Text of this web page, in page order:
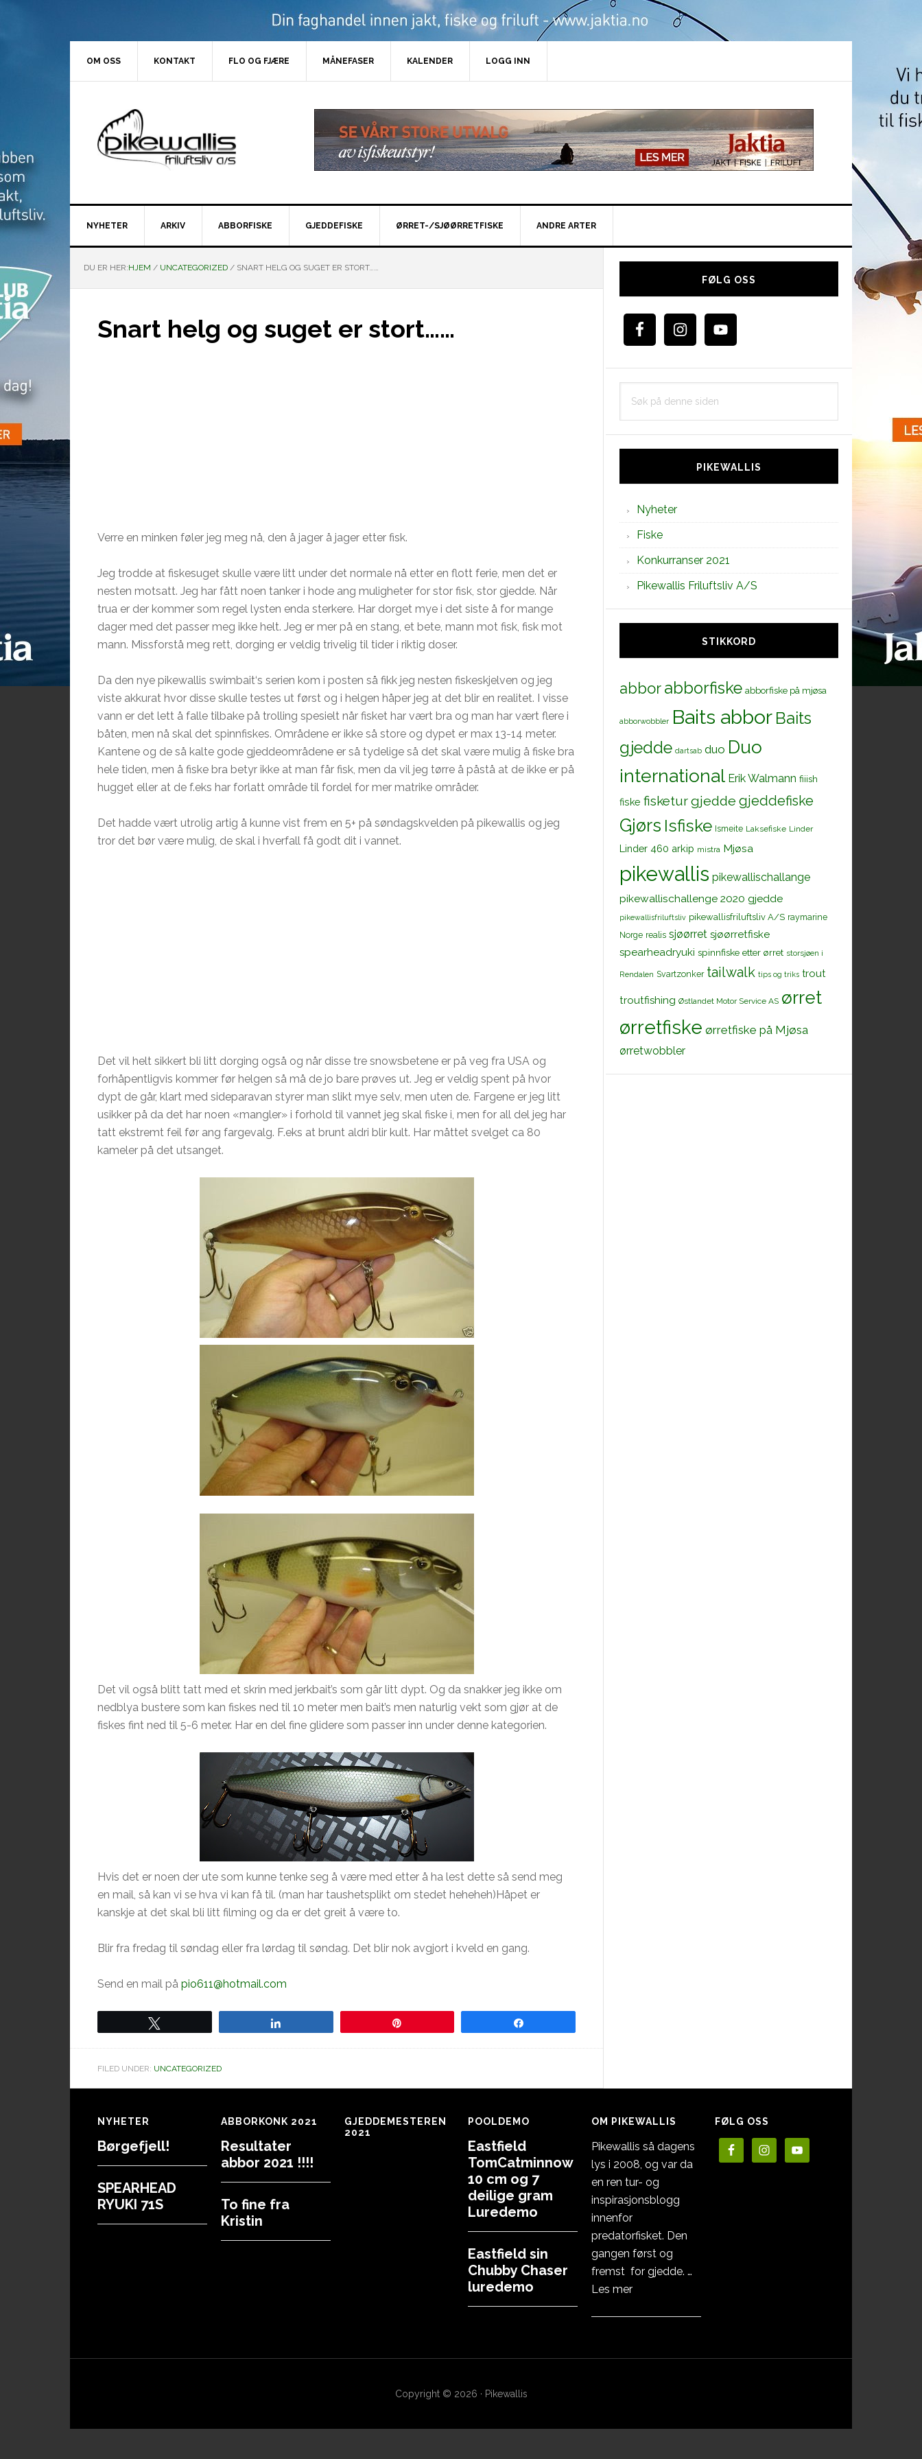
OM OSS KONTAKT FLO OG FJÆRE MÅNEFASER KALENDER LOGG INN
NYHETER ARKIV ABBORFISKE GJEDDEFISKE ØRRET-/SJØØRRETFISKE ANDRE ARTER
DU ER HER:HJEM / UNCATEGORIZED / SNART HELG OG SUGET ER STORT……
Snart helg og suget er stort……
Verre en minken føler jeg meg nå, den å jager å jager etter fisk.
Jeg trodde at fiskesuget skulle være litt under det normale nå etter en flott ferie, men det er
nesten motsatt. Jeg har fått noen tanker i hode ang muligheter for stor fisk, stor gjedde. Når
trua er der kommer som regel lysten enda sterkere. Har dorget mye i det siste å for mange
dager med det passer meg ikke helt. Jeg er mer på en stang, et bete, mann mot fisk, fisk mot
mann. Missforstå meg rett, dorging er veldig trivelig til tider i riktig doser.
Da den nye pikewallis swimbait‘s serien kom i posten så fikk jeg nesten fiskeskjelven og jeg
viste akkurat hvor disse skulle testes ut først og i helgen håper jeg at det blir en realitet. I visse
vann er det lett å falle tilbake på trolling spesielt når fisket har vært bra og man har vært flere i
båten, men nå skal det spinnfiskes. Områdene er ikke så store og dypet er max 13-14 meter.
Kantene og de så kalte gode gjeddeområdene er så tydelige så det skal være mulig å fiske bra
hele tiden, men å fiske bra betyr ikke at man får fisk, men da vil jeg tørre å påstå at de ikke er på
hugget eller at de f.eks har forlatt område til fordel for mer matrike områder.
Det hadde vært utrolig artig å kunne vist frem en 5+ på søndagskvelden på pikewallis og jeg
tror det bør være mulig, de skal i hverfall få godt dit i vannet.
Det vil helt sikkert bli litt dorging også og når disse tre snowsbetene er på veg fra USA og
forhåpentligvis kommer før helgen så må de jo bare prøves ut. Jeg er veldig spent på hvor
dypt de går, klart med sideparavan styrer man slikt mye selv, men uten de. Fargene er jeg litt
usikker på da det har noen «mangler» i forhold til vannet jeg skal fiske i, men for all del jeg har
tatt ekstremt feil før ang fargevalg. F.eks at brunt aldri blir kult. Har måttet svelget ca 80
kameler på det utsanget.
Det vil også blitt tatt med et skrin med jerkbait’s som går litt dypt. Og da snakker jeg ikke om
nedblya bustere som kan fiskes ned til 10 meter men bait’s men naturlig vekt som gjør at de
fiskes fint ned til 5-6 meter. Har en del fine glidere som passer inn under denne kategorien.
Hvis det er noen der ute som kunne tenke seg å være med etter å ha lest dette så send meg
en mail, så kan vi se hva vi kan få til. (man har taushetsplikt om stedet heheheh)Håpet er
kanskje at det skal bli litt filming og da er det greit å være to.
Blir fra fredag til søndag eller fra lørdag til søndag. Det blir nok avgjort i kveld en gang.
Send en mail på pio611@hotmail.com
FILED UNDER: UNCATEGORIZED
Hoved
FØLG OSS
PIKEWALLIS
Nyheter
Fiske
Konkurranser 2021
Pikewallis Friluftsliv A/S
STIKKORD
abborabborfiske abborfiske på mjøsa
abborwobbler Baits abbor Baits
gjedde dartsab duo Duo
international Erik Walmann fiiish
fiske fisketurgjedde gjeddefiske
Gjørs Isfiske Ismeite Laksefiske Linder
Linder 460 arkip mistra Mjøsa
pikewallis pikewallischallange
pikewallischallenge 2020 gjedde
pikewallisfriluftsliv pikewallisfriluftsliv A/S raymarine
Norge realis sjøørret sjøørretfiske
spearheadryuki spinnfiske etter ørret storsjøen i
Rendalen Svartzonker tailwalk tips og triks trout
troutfishing Østlandet Motor Service AS ørret
ørretfiske ørretfiske på Mjøsa
ørretwobbler
Footer
NYHETER
Børgefjell!
SPEARHEAD
RYUKI 71S
ABBORKONK 2021
Resultater
abbor 2021 !!!!
To fine fra
Kristin
GJEDDEMESTEREN
2021
POOLDEMO
Eastfield
TomCatminnow
10 cm og 7
deilige gram
Luredemo
Eastfield sin
Chubby Chaser
luredemo
OM PIKEWALLIS
Pikewallis så dagens
lys i 2008, og var da
en ren tur- og
inspirasjonsblogg
innenfor
predatorfisket. Den
gangen først og
fremst for gjedde. …
Les meromOm
FØLG OSS
Copyright © 2026 · Pikewallis